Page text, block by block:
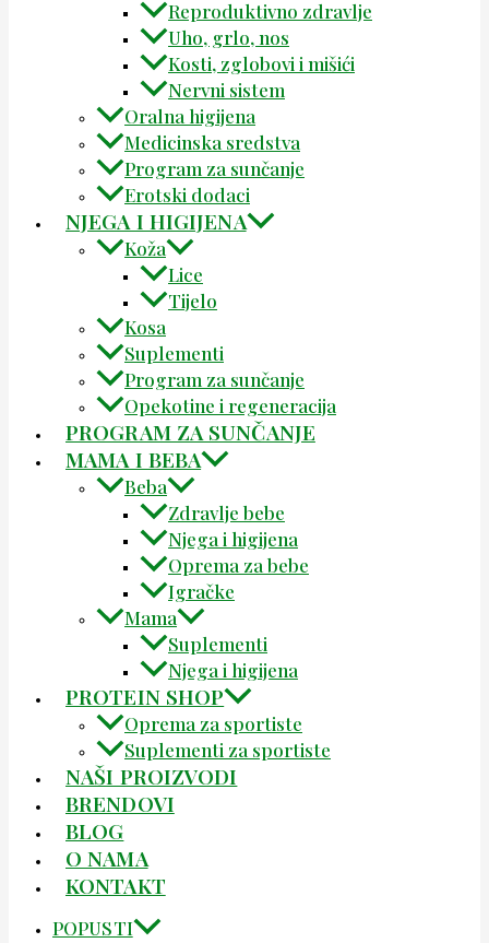
Reproduktivno zdravlje
Uho, grlo, nos
Kosti, zglobovi i mišići
Nervni sistem
Oralna higijena
Medicinska sredstva
Program za sunčanje
Erotski dodaci
NJEGA I HIGIJENA
Koža
Lice
Tijelo
Kosa
Suplementi
Program za sunčanje
Opekotine i regeneracija
PROGRAM ZA SUNČANJE
MAMA I BEBA
Beba
Zdravlje bebe
Njega i higijena
Oprema za bebe
Igračke
Mama
Suplementi
Njega i higijena
PROTEIN SHOP
Oprema za sportiste
Suplementi za sportiste
NAŠI PROIZVODI
BRENDOVI
BLOG
O NAMA
KONTAKT
POPUSTI